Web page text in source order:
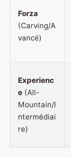
Forza
(Carving/A
vancé)
Experienc
e (All-
Mountain/I
ntermédiai
re)